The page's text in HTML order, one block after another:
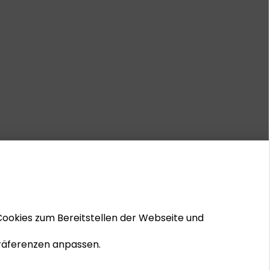
zum Bereitstellen der Webseite und
anpassen.